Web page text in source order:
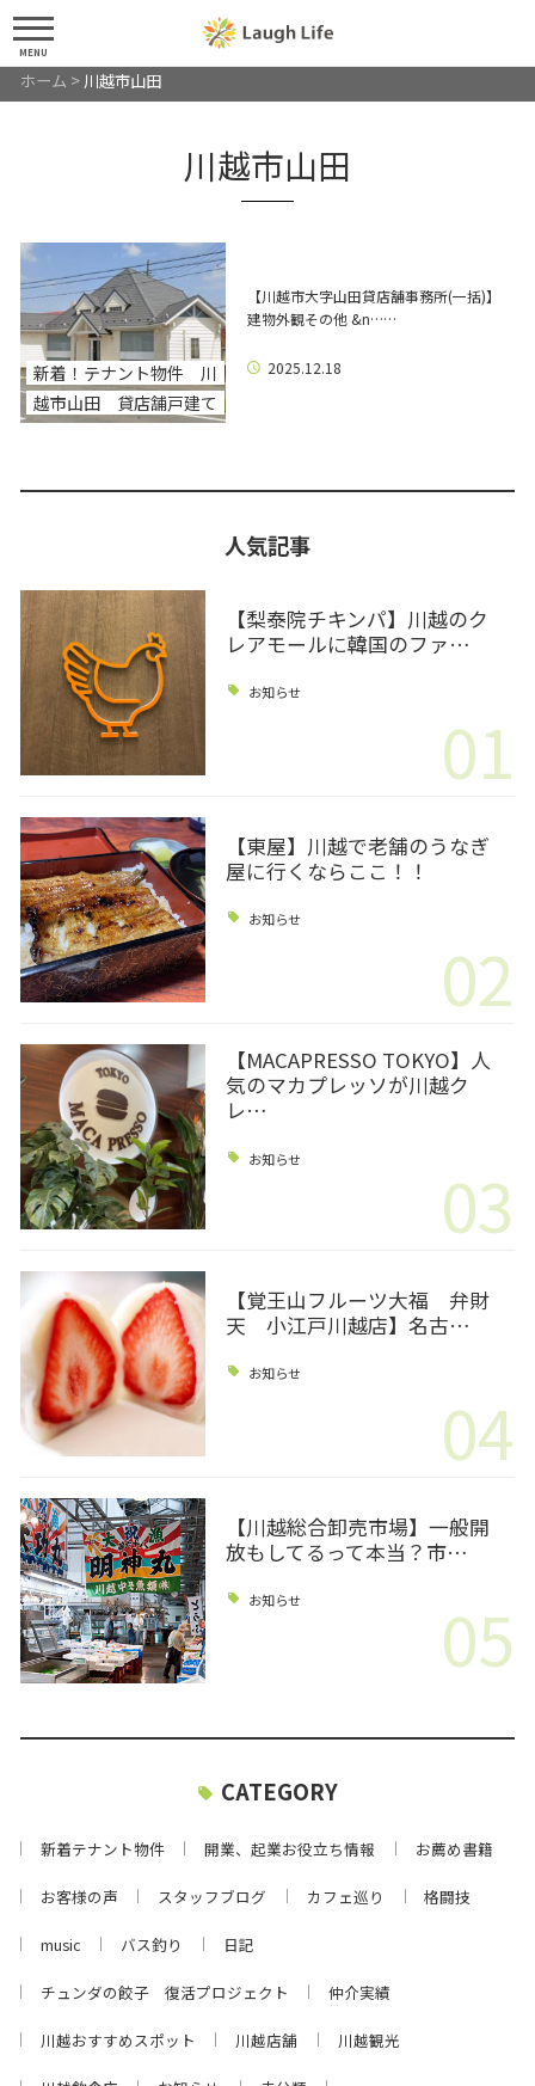
MENU
ホーム > 川越市山田
川越市山田
新着！テナント物件 川
越市山田 貸店舗戸建て
【川越市大字山田貸店舗事務所(一括)】
建物外観その他 &n……
2025.12.18
人気記事
【梨泰院チキンパ】川越のク
レアモールに韓国のファ…
お知らせ
01
【東屋】川越で老舗のうなぎ
屋に行くならここ！！
お知らせ
02
【MACAPRESSO TOKYO】人
気のマカプレッソが川越ク
レ…
お知らせ 03
【覚王山フルーツ大福 弁財
天 小江戸川越店】名古…
お知らせ
04
【川越総合卸売市場】一般開
放もしてるって本当？市…
お知らせ 05
CATEGORY
新着テナント物件 開業、起業お役立ち情報 お薦め書籍
お客様の声 スタッフブログ カフェ巡り 格闘技
music バス釣り 日記
チュンダの餃子 復活プロジェクト 仲介実績
川越おすすめスポット 川越店舗 川越観光